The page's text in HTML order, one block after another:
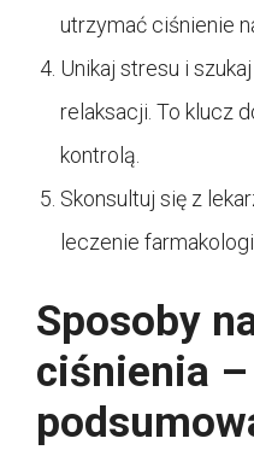
utrzymać ciśnienie
Unikaj stresu i
relaksacji. To klucz
kontrolą.
Skonsultuj się z
leczenie
Sposoby
ciśnienia –